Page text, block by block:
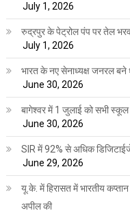
July 1, 2026
रुद्रपुर के पेट्रोल पंप पर तेल
July 1, 2026
भारत के नए सेनाध्यक्ष जनरल बने
June 30, 2026
बागेश्वर में 1 जुलाई को सभी
June 30, 2026
SIR में 92% से अधिक
June 29, 2026
यू.के. में हिरासत में भारतीय
अपील की